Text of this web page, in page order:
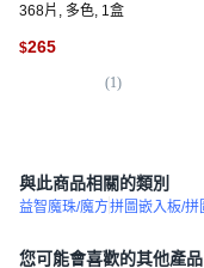
368片, 多色, 1盒
$265
(1)
與此商品相關的類別
益智魔珠/魔方拼圖嵌入板/拼
您可能會喜歡的其他產品